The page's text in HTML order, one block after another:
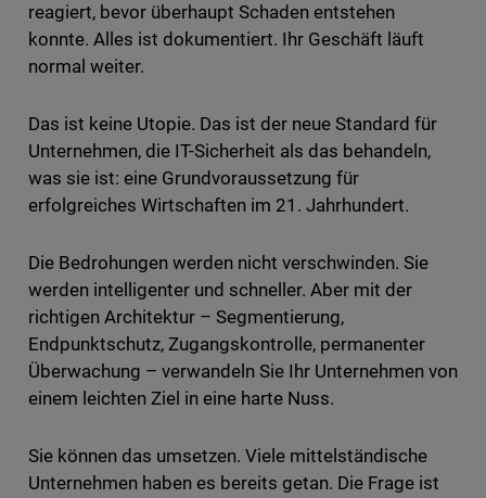
reagiert, bevor überhaupt Schaden entstehen
konnte. Alles ist dokumentiert. Ihr Geschäft läuft
normal weiter.
Das ist keine Utopie. Das ist der neue Standard für
Unternehmen, die IT-Sicherheit als das behandeln,
was sie ist: eine Grundvoraussetzung für
erfolgreiches Wirtschaften im 21. Jahrhundert.
Die Bedrohungen werden nicht verschwinden. Sie
werden intelligenter und schneller. Aber mit der
richtigen Architektur – Segmentierung,
Endpunktschutz, Zugangskontrolle, permanenter
Überwachung – verwandeln Sie Ihr Unternehmen von
einem leichten Ziel in eine harte Nuss.
Sie können das umsetzen. Viele mittelständische
Unternehmen haben es bereits getan. Die Frage ist